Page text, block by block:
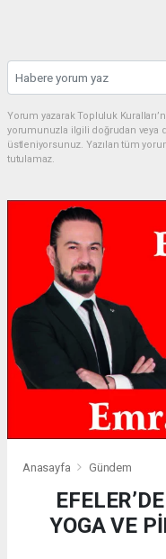
Yorum yazarak Topluluk
yorumunuzla ilgili doğrudan veya
üstleniyorsunuz. Yazılan tüm
tutulamaz.
Anasayfa Gündem
YOGA VE